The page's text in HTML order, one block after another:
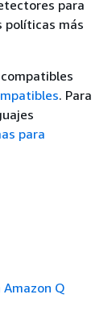
para
políticas más
. Para
para
Q